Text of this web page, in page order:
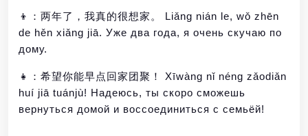
👦：两年了，我真的很想家。 Liǎng nián le, wǒ zhēn
de hěn xiǎng jiā. Уже два года, я очень скучаю по
дому.
👧：希望你能早点回家团聚！ Xīwàng nǐ néng zǎodiǎn
huí jiā tuánjù! Надеюсь, ты скоро сможешь
вернуться домой и воссоединиться с семьёй!